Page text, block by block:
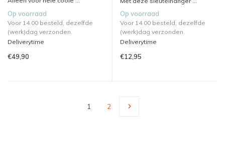
Op voorraad
Voor 14.00 besteld, dezelfde
(werk)dag verzonden.
Deliverytime
€49,90
Op voorraad
Voor 14.00 besteld, dezelfde
(werk)dag verzonden.
Deliverytime
€12,95
1 2